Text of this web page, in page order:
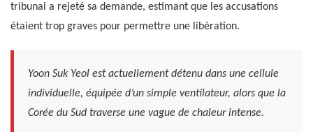
tribunal a rejeté sa demande, estimant que les accusations
étaient trop graves pour permettre une libération.
Yoon Suk Yeol est actuellement détenu dans une cellule
individuelle, équipée d’un simple ventilateur, alors que la
Corée du Sud traverse une vague de chaleur intense.